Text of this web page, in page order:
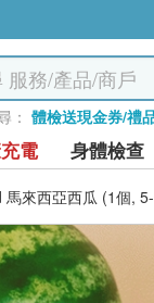
： 體檢送現金券/禮
電 身體檢查
馬來西亞西瓜 (1個,